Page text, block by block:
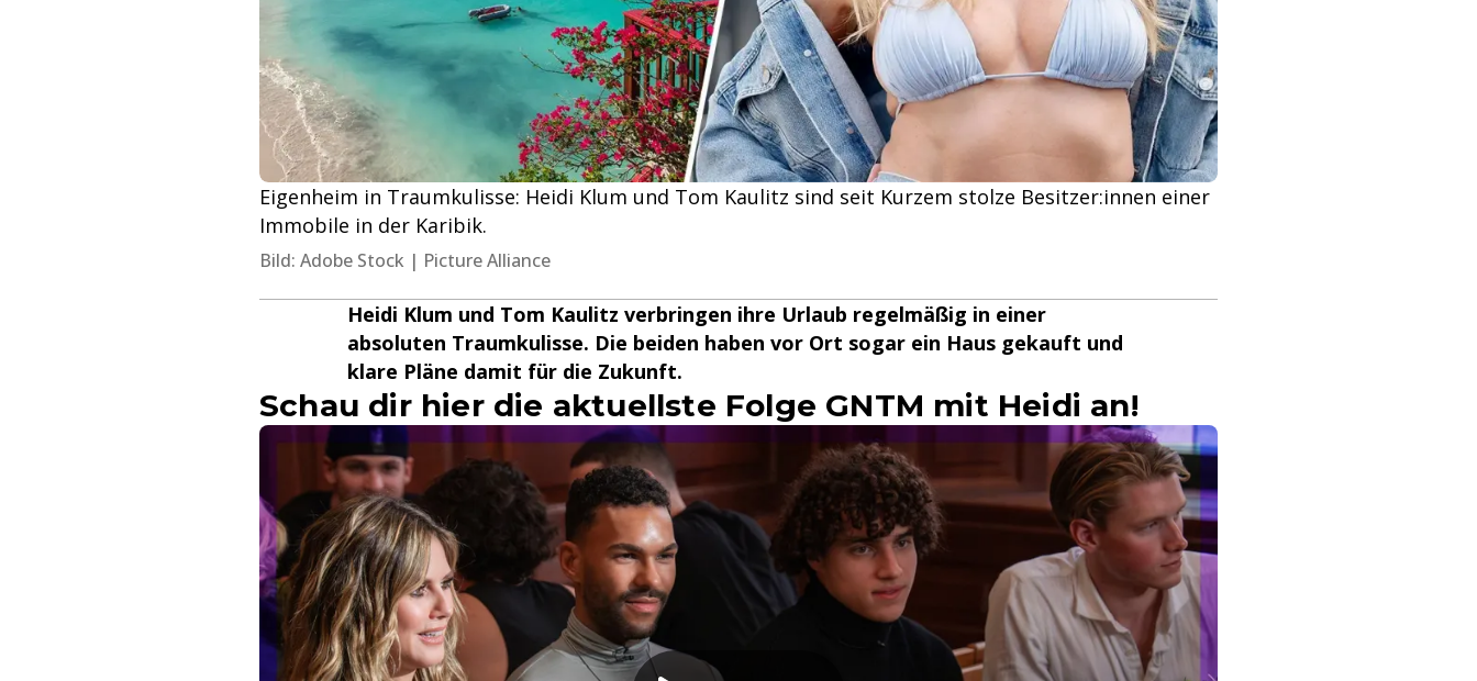
Eigenheim in Traumkulisse: Heidi Klum und Tom Kaulitz sind seit Kurzem stolze Besitzer:innen einer
Immobile in der Karibik.
Bild: Adobe Stock | Picture Alliance
Heidi Klum und Tom Kaulitz verbringen ihre Urlaub regelmäßig in einer
absoluten Traumkulisse. Die beiden haben vor Ort sogar ein Haus gekauft und
klare Pläne damit für die Zukunft.
Schau dir hier die aktuellste Folge GNTM mit Heidi an!